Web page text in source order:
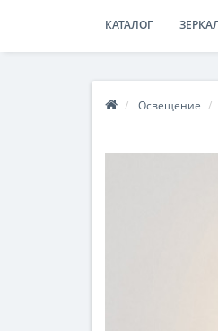
КАТАЛОГ
Освещение